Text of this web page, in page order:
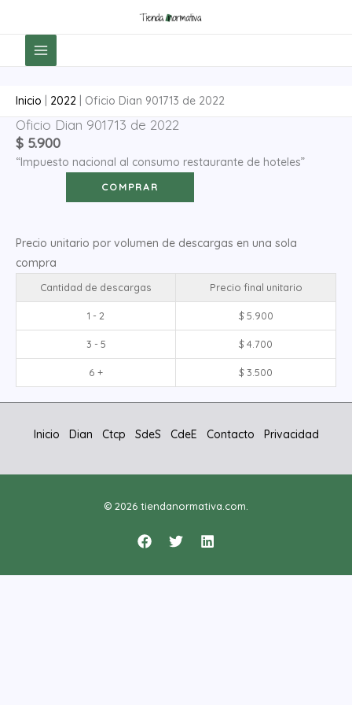
contenido
Inicio 2022 Oficio Dian 901713 de 2022
Oficio Dian 901713 de 2022
$ 5.900
“Impuesto nacional al consumo restaurante de hoteles”
Oficio
Dian
901713
COMPRAR
Precio unitario por volumen de descargas en una sola
compra
Cantidad de descargas Precio final unitario
1 - 2 $5.900
3 - 5 $4.700
6 + $3.500
Inicio Dian Ctcp SdeS CdeE Contacto Privacidad
© 2026 tiendanormativa.com.